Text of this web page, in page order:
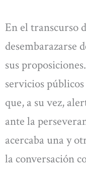
En el transcurso
desembarazarse
sus
servicios
que, a su vez,
ante la
acercaba una y
la conversación